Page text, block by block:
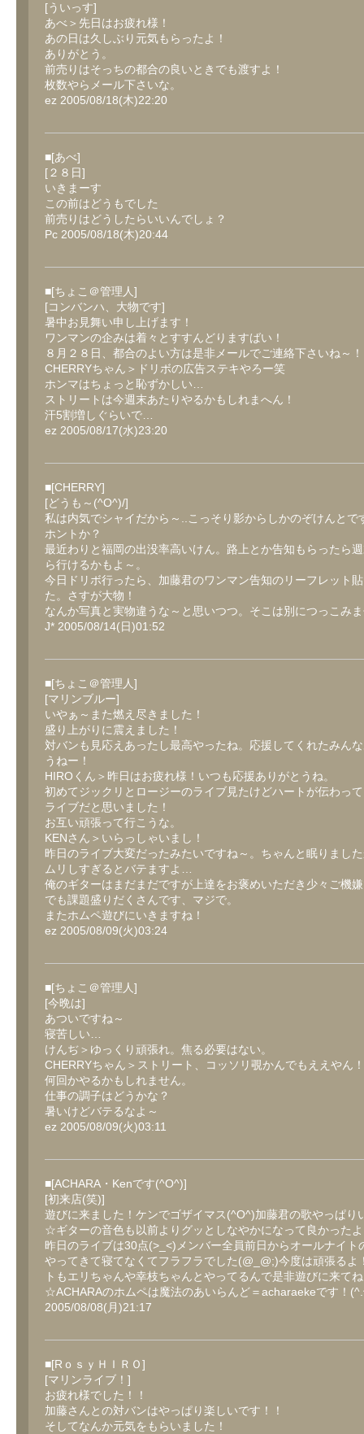
[ういっす]
あべ＞先日はお疲れ様！
あの日は久しぶり元気もらったよ！
ありがとう。
前売りはそっちの都合の良いときでも渡すよ！
枚数やらメール下さいな。
ez 2005/08/18(木)22:20
■[あべ]
[２８日]
いきまーす
この前はどうもでした
前売りはどうしたらいいんでしょ？
Pc 2005/08/18(木)20:44
■[ちょこ＠管理人]
[コンバンハ、大物です]
暑中お見舞い申し上げます！
ワンマンの企みは着々とすすんどりますばい！
８月２８日、都合のよい方は是非メールでご連絡下さいね～！
CHERRYちゃん＞ドリボの広告ステキやろー笑
ホンマはちょっと恥ずかしい…
ストリートは今週末あたりやるかもしれまへん！
汗5割増しぐらいで…
ez 2005/08/17(水)23:20
■[CHERRY]
[どうも～(^O^)/]
私は内気でシャイだから～..こっそり影からしかのぞけんと
ホントか？
最近わりと福岡の出没率高いけん。路上とか告知もらったら
ら行けるかもよ～。
今日ドリボ行ったら、加藤君のワンマン告知のリーフレット
た。さすが大物！
なんか写真と実物違うな～と思いつつ。そこは別につっこみ
J* 2005/08/14(日)01:52
■[ちょこ＠管理人]
[マリンブルー]
いやぁ～また燃え尽きました！
盛り上がりに震えました！
対バンも見応えあったし最高やったね。応援してくれたみん
うねー！
HIROくん＞昨日はお疲れ様！いつも応援ありがとうね。
初めてジックリとロージーのライブ見たけどハートが伝わっ
ライブだと思いました！
お互い頑張って行こうな。
KENさん＞いらっしゃいまし！
昨日のライブ大変だったみたいですね～。ちゃんと眠りまし
ムリしすぎるとバテますよ…
俺のギターはまだまだですが上達をお褒めいただき少々ご機
でも課題盛りだくさんです、マジで。
またホムペ遊びにいきますね！
ez 2005/08/09(火)03:24
■[ちょこ＠管理人]
[今晩は]
あついですね～
寝苦しい…
けんぢ＞ゆっくり頑張れ。焦る必要はない。
CHERRYちゃん＞ストリート、コッソリ覗かんでもええやん
何回かやるかもしれません。
仕事の調子はどうかな？
暑いけどバテるなよ～
ez 2005/08/09(火)03:11
■[ACHARA・Kenです(^O^)]
[初来店(笑)]
遊びに来ました！ケンでゴザイマス(^O^)加藤君の歌やっぱり
☆ギターの音色も以前よりグッとしなやかになって良かった
昨日のライブは30点(>_<)メンバー全員前日からオールナイト
やってきて寝てなくてフラフラでした(@_@;)今度は頑張るよ
トもエリちゃんや幸枝ちゃんとやってるんで是非遊びに来てね
☆ACHARAのホムペは魔法のあいらんど＝acharaekeです！
2005/08/08(月)21:17
■[RｏｓｙＨＩＲＯ]
[マリンライブ！]
お疲れ様でした！！
加藤さんとの対バンはやっぱり楽しいです！！
そしてなんか元気をもらいました！